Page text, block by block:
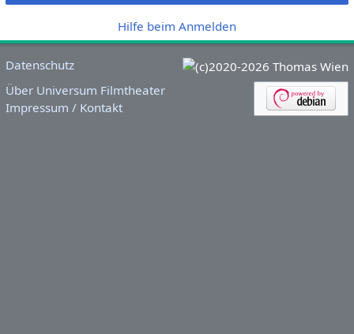
Hilfe beim Anmelden
Datenschutz
Über Universum Filmtheater
Impressum / Kontakt